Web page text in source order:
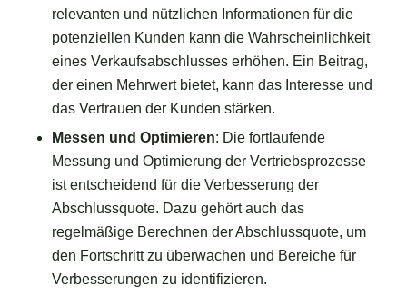
relevanten und nützlichen Informationen für die
potenziellen Kunden kann die Wahrscheinlichkeit
eines Verkaufsabschlusses erhöhen. Ein Beitrag,
der einen Mehrwert bietet, kann das Interesse und
das Vertrauen der Kunden stärken.
Messen und Optimieren: Die fortlaufende
Messung und Optimierung der Vertriebsprozesse
ist entscheidend für die Verbesserung der
Abschlussquote. Dazu gehört auch das
regelmäßige Berechnen der Abschlussquote, um
den Fortschritt zu überwachen und Bereiche für
Verbesserungen zu identifizieren.